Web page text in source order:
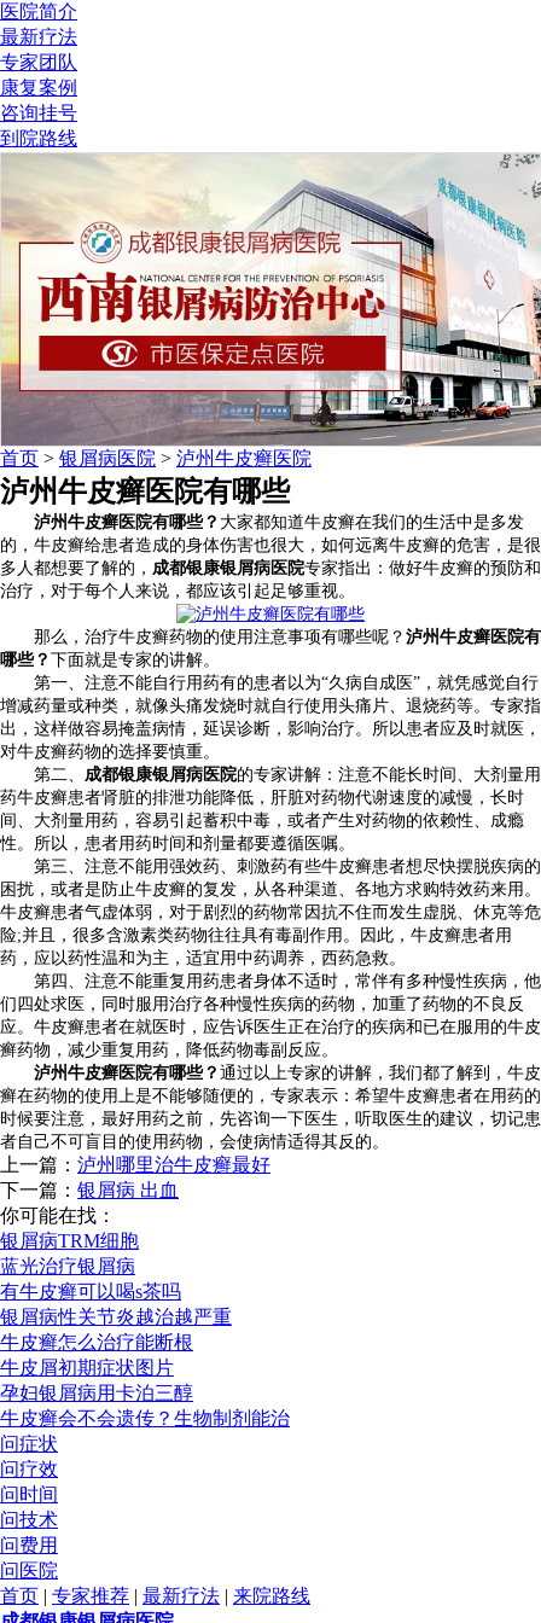
医院简介
最新疗法
专家团队
康复案例
咨询挂号
到院路线
首页 > 银屑病医院 > 泸州牛皮癣医院
泸州牛皮癣医院有哪些
泸州牛皮癣医院有哪些？ 大家都知道牛皮癣在我们的生活中是多发
的，牛皮癣给患者造成的身体伤害也很大，如何远离牛皮癣的危害，是很
多人都想要了解的， 成都银康银屑病医院专家指出：做好牛皮癣的预防和
治疗，对于每个人来说，都应该引起足够重视。
那么，治疗牛皮癣药物的使用注意事项有哪些呢？ 泸州牛皮癣医院有
哪些？ 下面就是专家的讲解。
第一、注意不能自行用药有的患者以为“久病自成医”，就凭感觉自行
增减药量或种类，就像头痛发烧时就自行使用头痛片、退烧药等。专家指
出，这样做容易掩盖病情，延误诊断，影响治疗。所以患者应及时就医，
对牛皮癣药物的选择要慎重。
第二、 成都银康银屑病医院的专家讲解：注意不能长时间、大剂量用
药牛皮癣患者肾脏的排泄功能降低，肝脏对药物代谢速度的减慢，长时
间、大剂量用药，容易引起蓄积中毒，或者产生对药物的依赖性、成瘾
性。所以，患者用药时间和剂量都要遵循医嘱。
第三、注意不能用强效药、刺激药有些牛皮癣患者想尽快摆脱疾病的
困扰，或者是防止牛皮癣的复发，从各种渠道、各地方求购特效药来用。
牛皮癣患者气虚体弱，对于剧烈的药物常因抗不住而发生虚脱、休克等危
险;并且，很多含激素类药物往往具有毒副作用。因此，牛皮癣患者用
药，应以药性温和为主，适宜用中药调养，西药急救。
第四、注意不能重复用药患者身体不适时，常伴有多种慢性疾病，他
们四处求医，同时服用治疗各种慢性疾病的药物，加重了药物的不良反
应。牛皮癣患者在就医时，应告诉医生正在治疗的疾病和已在服用的牛皮
癣药物，减少重复用药，降低药物毒副反应。
泸州牛皮癣医院有哪些？ 通过以上专家的讲解，我们都了解到，牛皮
癣在药物的使用上是不能够随便的，专家表示：希望牛皮癣患者在用药的
时候要注意，最好用药之前，先咨询一下医生，听取医生的建议，切记患
者自己不可盲目的使用药物，会使病情适得其反的。
上一篇： 泸州哪里治牛皮癣最好
下一篇： 银屑病 出血
你可能在找：
银屑病TRM细胞
蓝光治疗银屑病
有牛皮癣可以喝s茶吗
银屑病性关节炎越治越严重
牛皮癣怎么治疗能断根
牛皮屑初期症状图片
孕妇银屑病用卡泊三醇
牛皮癣会不会遗传？生物制剂能治
问症状
问疗效
问时间
问技术
问费用
问医院
首页 | 专家推荐 | 最新疗法 | 来院路线